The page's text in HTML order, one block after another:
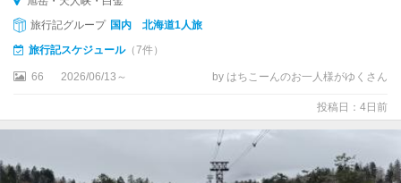
コ
・
ル
ツ
函
大
旅行記グループ 国内 北海道1人旅
旅行記スケジュール（7件）
66 2026/06/13～ by はちこーんのお一人様がゆくさん
投稿日：4日前